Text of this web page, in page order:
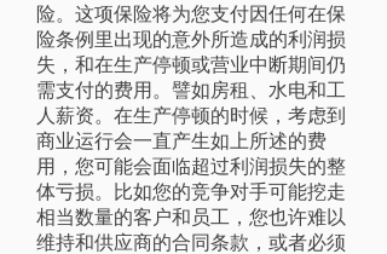
险。这项保险将为您支付因任何在保
险条例里出现的意外所造成的利润损
失，和在生产停顿或营业中断期间仍
需支付的费用。譬如房租、水电和工
人薪资。在生产停顿的时候，考虑到
商业运行会一直产生如上所述的费
用，您可能会面临超过利润损失的整
体亏损。比如您的竞争对手可能挖走
相当数量的客户和员工，您也许难以
维持和供应商的合同条款，或者必须